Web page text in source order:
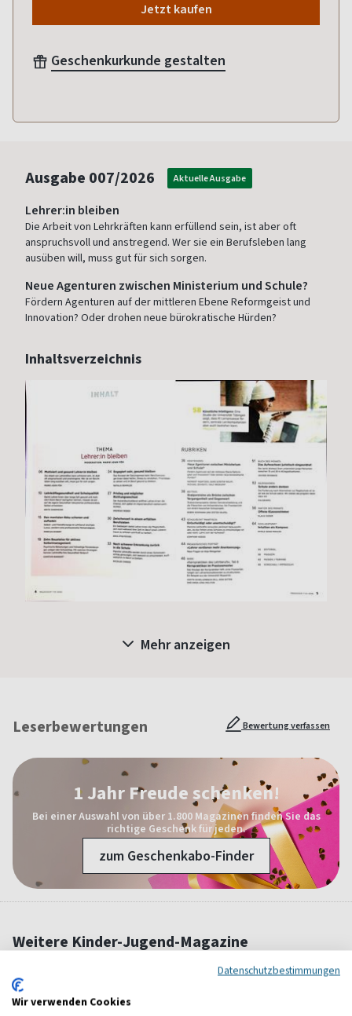
Jetzt kaufen
Geschenkurkunde gestalten
Ausgabe 007/2026 Aktuelle Ausgabe
Lehrer:in bleiben
Die Arbeit von Lehrkräften kann erfüllend sein, ist aber oft
anspruchsvoll und anstregend. Wer sie ein Berufsleben lang
ausüben will, muss gut für sich sorgen.
Neue Agenturen zwischen Ministerium und Schule?
Fördern Agenturen auf der mittleren Ebene Reformgeist und
Innovation? Oder drohen neue bürokratische Hürden?
Inhaltsverzeichnis
Mehr anzeigen
Leserbewertungen Bewertung verfassen
1 Jahr Freude schenken!
Bei einer Auswahl von über 1.800 Magazinen finden Sie das
richtige Geschenk für jeden.
zum Geschenkabo-Finder
Weitere Kinder-Jugend-Magazine
Datenschutzbestimmungen
Wir verwenden Cookies